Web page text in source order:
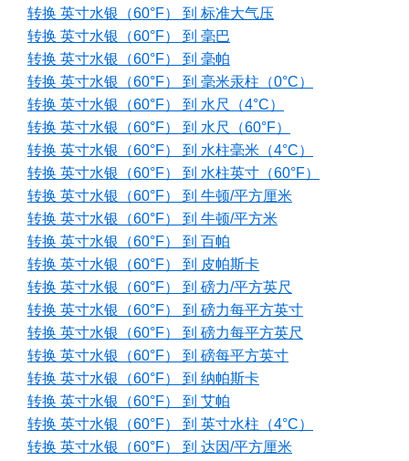
转换 英寸水银（60°F） 到 标准大气压
转换 英寸水银（60°F） 到 毫巴
转换 英寸水银（60°F） 到 毫帕
转换 英寸水银（60°F） 到 毫米汞柱（0°C）
转换 英寸水银（60°F） 到 水尺（4°C）
转换 英寸水银（60°F） 到 水尺（60°F）
转换 英寸水银（60°F） 到 水柱毫米（4°C）
转换 英寸水银（60°F） 到 水柱英寸（60°F）
转换 英寸水银（60°F） 到 牛顿/平方厘米
转换 英寸水银（60°F） 到 牛顿/平方米
转换 英寸水银（60°F） 到 百帕
转换 英寸水银（60°F） 到 皮帕斯卡
转换 英寸水银（60°F） 到 磅力/平方英尺
转换 英寸水银（60°F） 到 磅力每平方英寸
转换 英寸水银（60°F） 到 磅力每平方英尺
转换 英寸水银（60°F） 到 磅每平方英寸
转换 英寸水银（60°F） 到 纳帕斯卡
转换 英寸水银（60°F） 到 艾帕
转换 英寸水银（60°F） 到 英寸水柱（4°C）
转换 英寸水银（60°F） 到 达因/平方厘米